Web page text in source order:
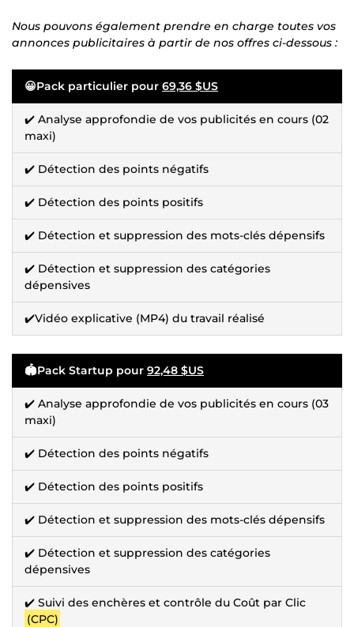
Nous pouvons également prendre en charge toutes vos
annonces publicitaires à partir de nos offres ci-dessous :
😀Pack particulier pour 69,36 $US
✔️ Analyse approfondie de vos publicités en cours (02
maxi)
✔️ Détection des points négatifs
✔️ Détection des points positifs
✔️ Détection et suppression des mots-clés dépensifs
✔️ Détection et suppression des catégories
dépensives
✔️Vidéo explicative (MP4) du travail réalisé
🏟️Pack Startup pour 92,48 $US
✔️ Analyse approfondie de vos publicités en cours (03
maxi)
✔️ Détection des points négatifs
✔️ Détection des points positifs
✔️ Détection et suppression des mots-clés dépensifs
✔️ Détection et suppression des catégories
dépensives
✔️ Suivi des enchères et contrôle du Coût par Clic
(CPC)